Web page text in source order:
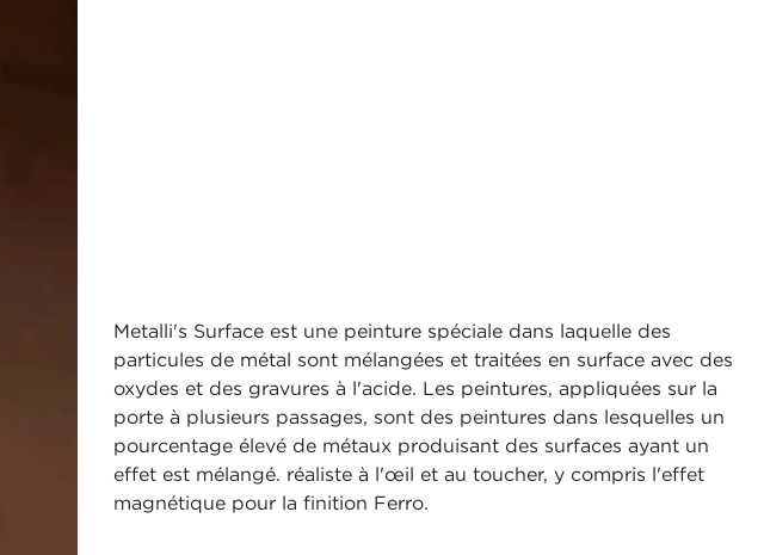
Metalli's Surface est une peinture spéciale dans laquelle des
particules de métal sont mélangées et traitées en surface avec des
oxydes et des gravures à l'acide. Les peintures, appliquées sur la
porte à plusieurs passages, sont des peintures dans lesquelles un
pourcentage élevé de métaux produisant des surfaces ayant un
effet est mélangé. réaliste à l'œil et au toucher, y compris l'effet
magnétique pour la finition Ferro.